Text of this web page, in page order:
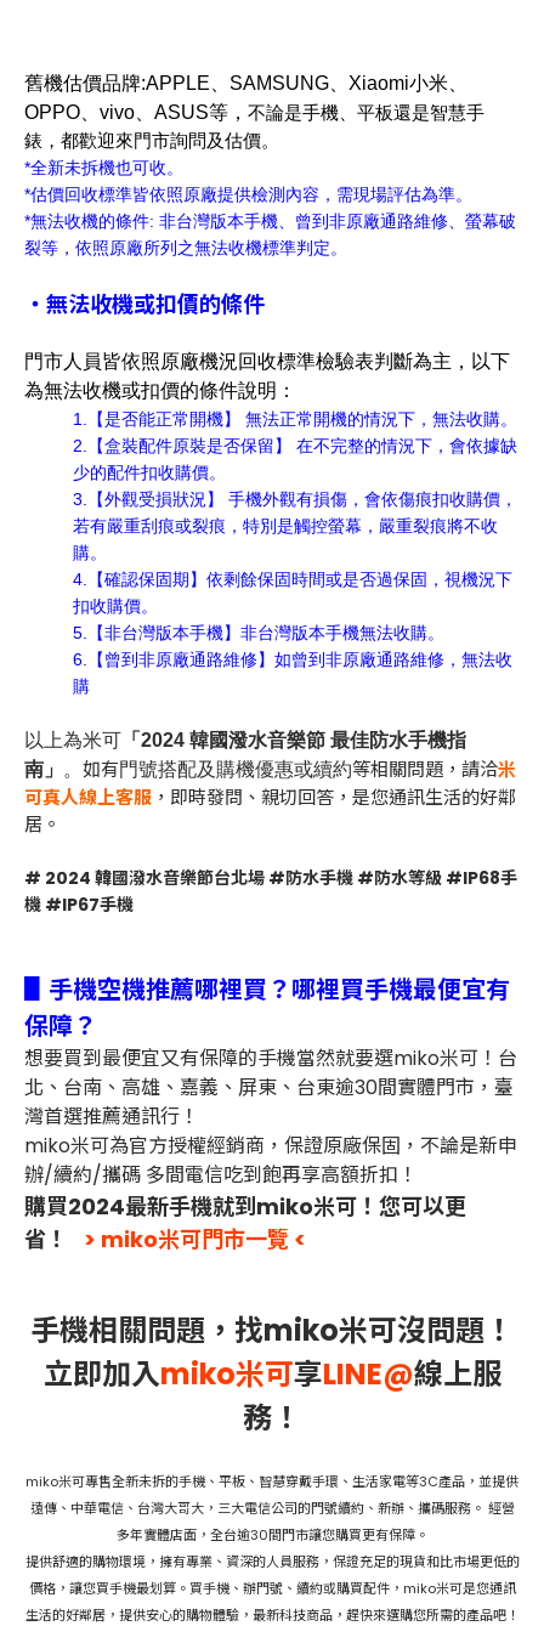
舊機估價品牌:APPLE SAMSUNG Xiaomi小米、
OPPO
vivo ASUS等， 不論是手機、平板還是智慧手
錶，都歡迎來門市詢問及估價。
*全新未拆機也可收。
*估價回收標準皆依照原廠提供檢測內容，需現場評估為準。
*無法收機的條件: 非台灣版本手機、曾到非原廠通路維修、螢幕破
裂等，依照原廠所列之無法收機標準判定。
・ 無法收機或扣價的條件
門市人員皆依照原廠機況回收標準檢驗表判斷為主，以下
為無法收機或扣價的條件說明：
1.
【是否能正常開機】 無法正常開機的情況下，無法收購。
2.
【盒裝配件原裝是否保留】 在不完整的情況下，會依據缺
少的配件扣收購價。
3.
【外觀受損狀況】 手機外觀有損傷，會依傷痕扣收購價，
若有嚴重刮痕或裂痕，特別是觸控螢幕，嚴重裂痕將不收
購。
4.
【確認保固期】依剩餘保固時間或是否過保固，視機況下
扣收購價。
5.
【非台灣版本手機】非台灣版本手機無法收購。
6.
【曾到非原廠通路維修】 如曾到非原廠通路維修，無法收
購
以上為米可 「2024 韓國潑水音樂節 最佳防水手機指
南」
。 如有門號搭配及購機優惠或續約等相關問題，請洽米
可真人線上客服 ，即時發問、親切回答，是您通訊生活的好鄰
居。
# 2024 韓國潑水音樂節台北場 #防水手機 #防水等級 #IP68手
機 #IP67手機
▋手機空機推薦哪裡買？哪裡買手機最便宜有
保障？
想要買到最便宜又有保障的手機當然就要選miko米可！台
北、台南、高雄、嘉義、屏東、台東逾30間實體門市，臺
灣首選推薦通訊行！
miko米可為官方授權經銷商，保證原廠保固，不論是新申
辦/續約/攜碼 多間電信吃到飽再享高額折扣！
購買2024最新手機就到miko米可！您可以更
省！
> miko米可門市一覽 <
手機相關問題，找miko米可沒問題！
立即加入miko米可享LINE@線上服
務！
miko米可專售全新未拆的手機、平板、智慧穿戴手環、生活家電等3C產品，並提供
遠傳、中華電信、台灣大哥大，三大電信公司的門號續約、新辦、攜碼服務。 經營
多年實體店面，全台逾30間門市讓您購買更有保障。
提供舒適的購物環境，擁有專業、資深的人員服務，保證充足的現貨和比市場更低的
價格，讓您買手機最划算。買手機、辦門號、續約或購買配件，miko米可是您通訊
生活的好鄰居，提供安心的購物體驗，最新科技商品，趕快來選購您所需的產品吧！